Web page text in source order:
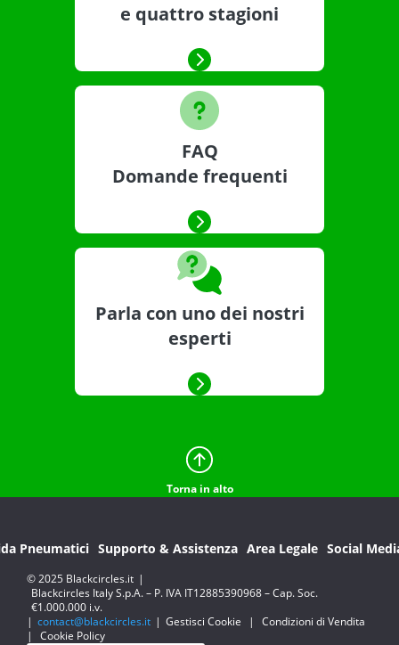
e quattro stagioni
FAQ
Domande frequenti
Parla con uno dei nostri
esperti
Torna in alto
Pneumatici Supporto & Assistenza Area Legale Social
© 2025 Blackcircles.it |
Blackcircles Italy S.p.A. – P. IVA IT12885390968 – Cap. Soc.
€1.000.000 i.v.
| contact@blackcircles.it | Gestisci Cookie |
Condizioni di Vendita
|
Cookie Policy